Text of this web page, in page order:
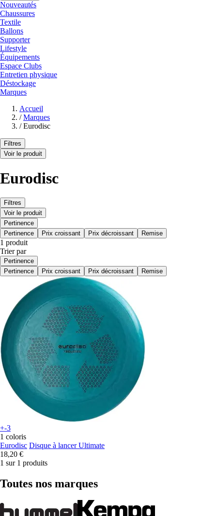
Nouveautés
Chaussures
Textile
Ballons
Supporter
Lifestyle
Équipements
Espace Clubs
Entretien physique
Déstockage
Marques
Accueil
/ Marques
/ Eurodisc
Filtres
Voir le produit
Eurodisc
Filtres
Voir le produit
Pertinence
Pertinence
Prix croissant Prix décroissant Remise
1 produit
Trier par
Pertinence
Pertinence
Prix croissant Prix décroissant Remise
+-3
1 coloris
Eurodisc Disque à lancer Ultimate
18,20 €
1 sur 1 produits
Toutes nos marques